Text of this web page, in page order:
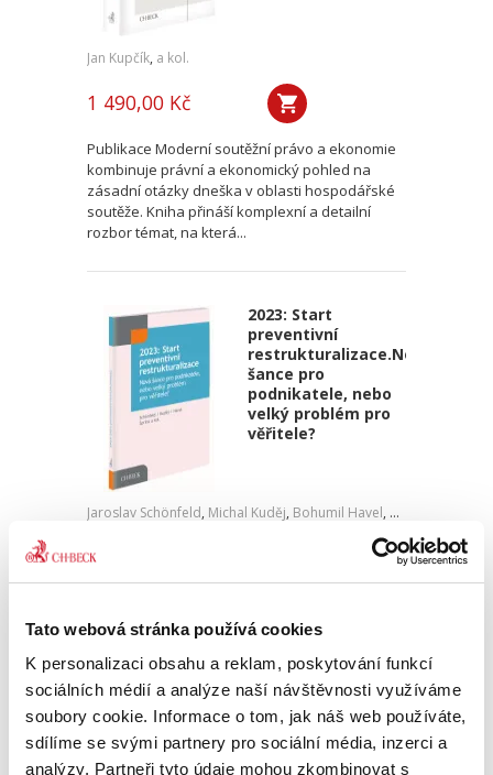
Tato webová stránka používá cookies
K personalizaci obsahu a reklam, poskytování funkcí
sociálních médií a analýze naší návštěvnosti využíváme
soubory cookie. Informace o tom, jak náš web používáte,
sdílíme se svými partnery pro sociální média, inzerci a
analýzy. Partneři tyto údaje mohou zkombinovat s
Jan Kupčík, a kol.
1 490,00 Kč
Publikace Moderní soutěžní právo a ekonomie
kombinuje právní a ekonomický pohled na
zásadní otázky dneška v oblasti hospodářské
soutěže. Kniha přináší komplexní a detailní
rozbor témat, na která...
2023: Start
preventivní
restrukturalizace.Nová
šance pro
podnikatele, nebo
velký problém pro
věřitele?
Jaroslav Schönfeld, Michal Kuděj, Bohumil Havel, Petr Sprinz
490,00 Kč
restrukturalizace. Nová šance pro podnikatele,
nebo velký problém pro věřitele?“ je ve
skutečnosti důležitější druhá část názvu titulu.
Kolektiv autorů...
Patentové litigace